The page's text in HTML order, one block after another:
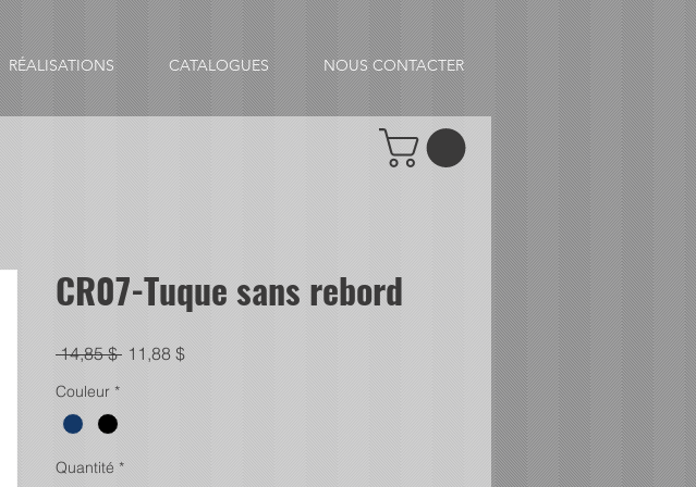
RÉALISATIONS CATALOGUES NOUS CONTACTER
CR07-Tuque sans rebord
14,85 $ Prix
11,88 $Prix
Couleur *
Quantité *